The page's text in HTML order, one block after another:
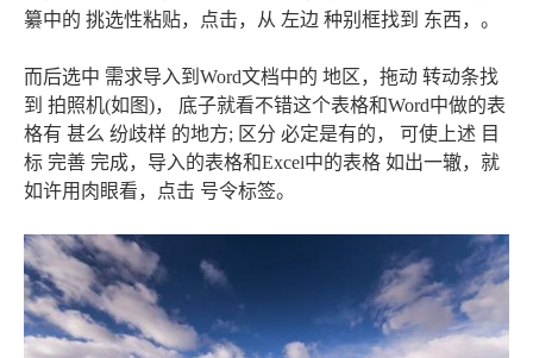
纂中的 挑选性粘贴，点击，从 左边 种别框找到 东西，。
而后选中 需求导入到Word文档中的 地区，拖动 转动条找
到 拍照机(如图)， 底子就看不错这个表格和Word中做的表
格有 甚么 纷歧样 的地方; 区分 必定是有的， 可使上述 目
标 完善 完成，导入的表格和Excel中的表格 如出一辙，就
如许用肉眼看，点击 号令标签。